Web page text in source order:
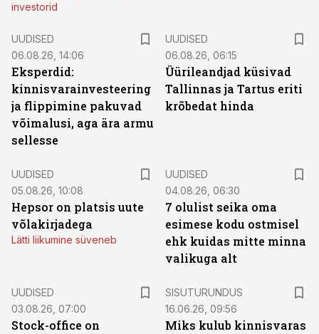
investorid
UUDISED
06.08.26, 14:06
Eksperdid:
kinnisvarainvesteering
ja flippimine pakuvad
võimalusi, aga ära armu
sellesse
UUDISED
06.08.26, 06:15
Üürileandjad küsivad
Tallinnas ja Tartus eriti
krõbedat hinda
UUDISED
05.08.26, 10:08
Hepsor on platsis uute
võlakirjadega
Lätti liikumine süveneb
UUDISED
04.08.26, 06:30
7 olulist seika oma
esimese kodu ostmisel
ehk kuidas mitte minna
valikuga alt
UUDISED
03.08.26, 07:00
Stock-office on
SISUTURUNDUS
16.06.26, 09:56
Miks kulub kinnisvaras